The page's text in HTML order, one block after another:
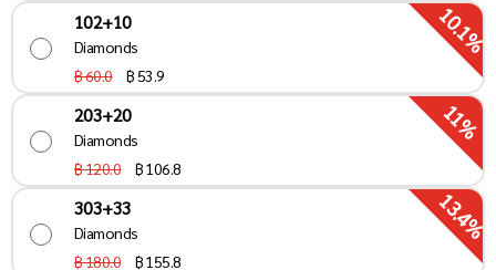
102+10
Diamonds
฿ 60.0
฿ 53.9
10.1%
203+20
Diamonds
฿ 120.0
฿106.8
11%
303+33
Diamonds
฿ 180.0
฿155.8
13.4%